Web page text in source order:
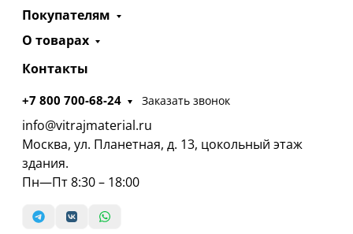
Покупателям
О товарах
Контакты
+7 800 700-68-24 Заказать звонок
info@vitrajmaterial.ru
Москва, ул. Планетная, д. 13, цокольный этаж
здания.
Пн—Пт 8:30 – 18:00